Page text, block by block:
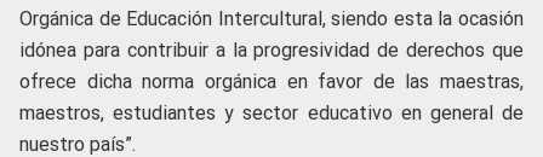
Orgánica de Educación Intercultural, siendo esta la ocasión
idónea para contribuir a la progresividad de derechos que
ofrece dicha norma orgánica en favor de las maestras,
maestros, estudiantes y sector educativo en general de
nuestro país”.